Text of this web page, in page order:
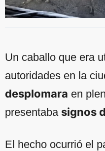
Un caballo que era
autoridades en la
desplomara en
presentaba signos
El hecho ocurrió el